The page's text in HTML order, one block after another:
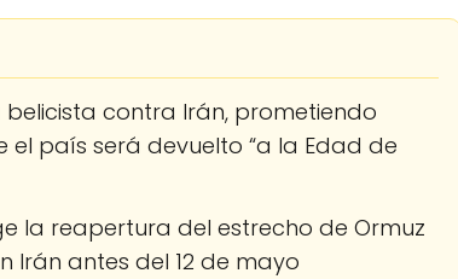
contra Irán, prometiendo
el país será devuelto “a la Edad de
la reapertura del estrecho de Ormuz
Irán antes del 12 de mayo